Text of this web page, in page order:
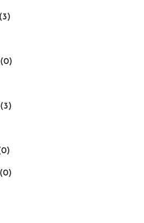
(3)
(0)
(3)
(0)